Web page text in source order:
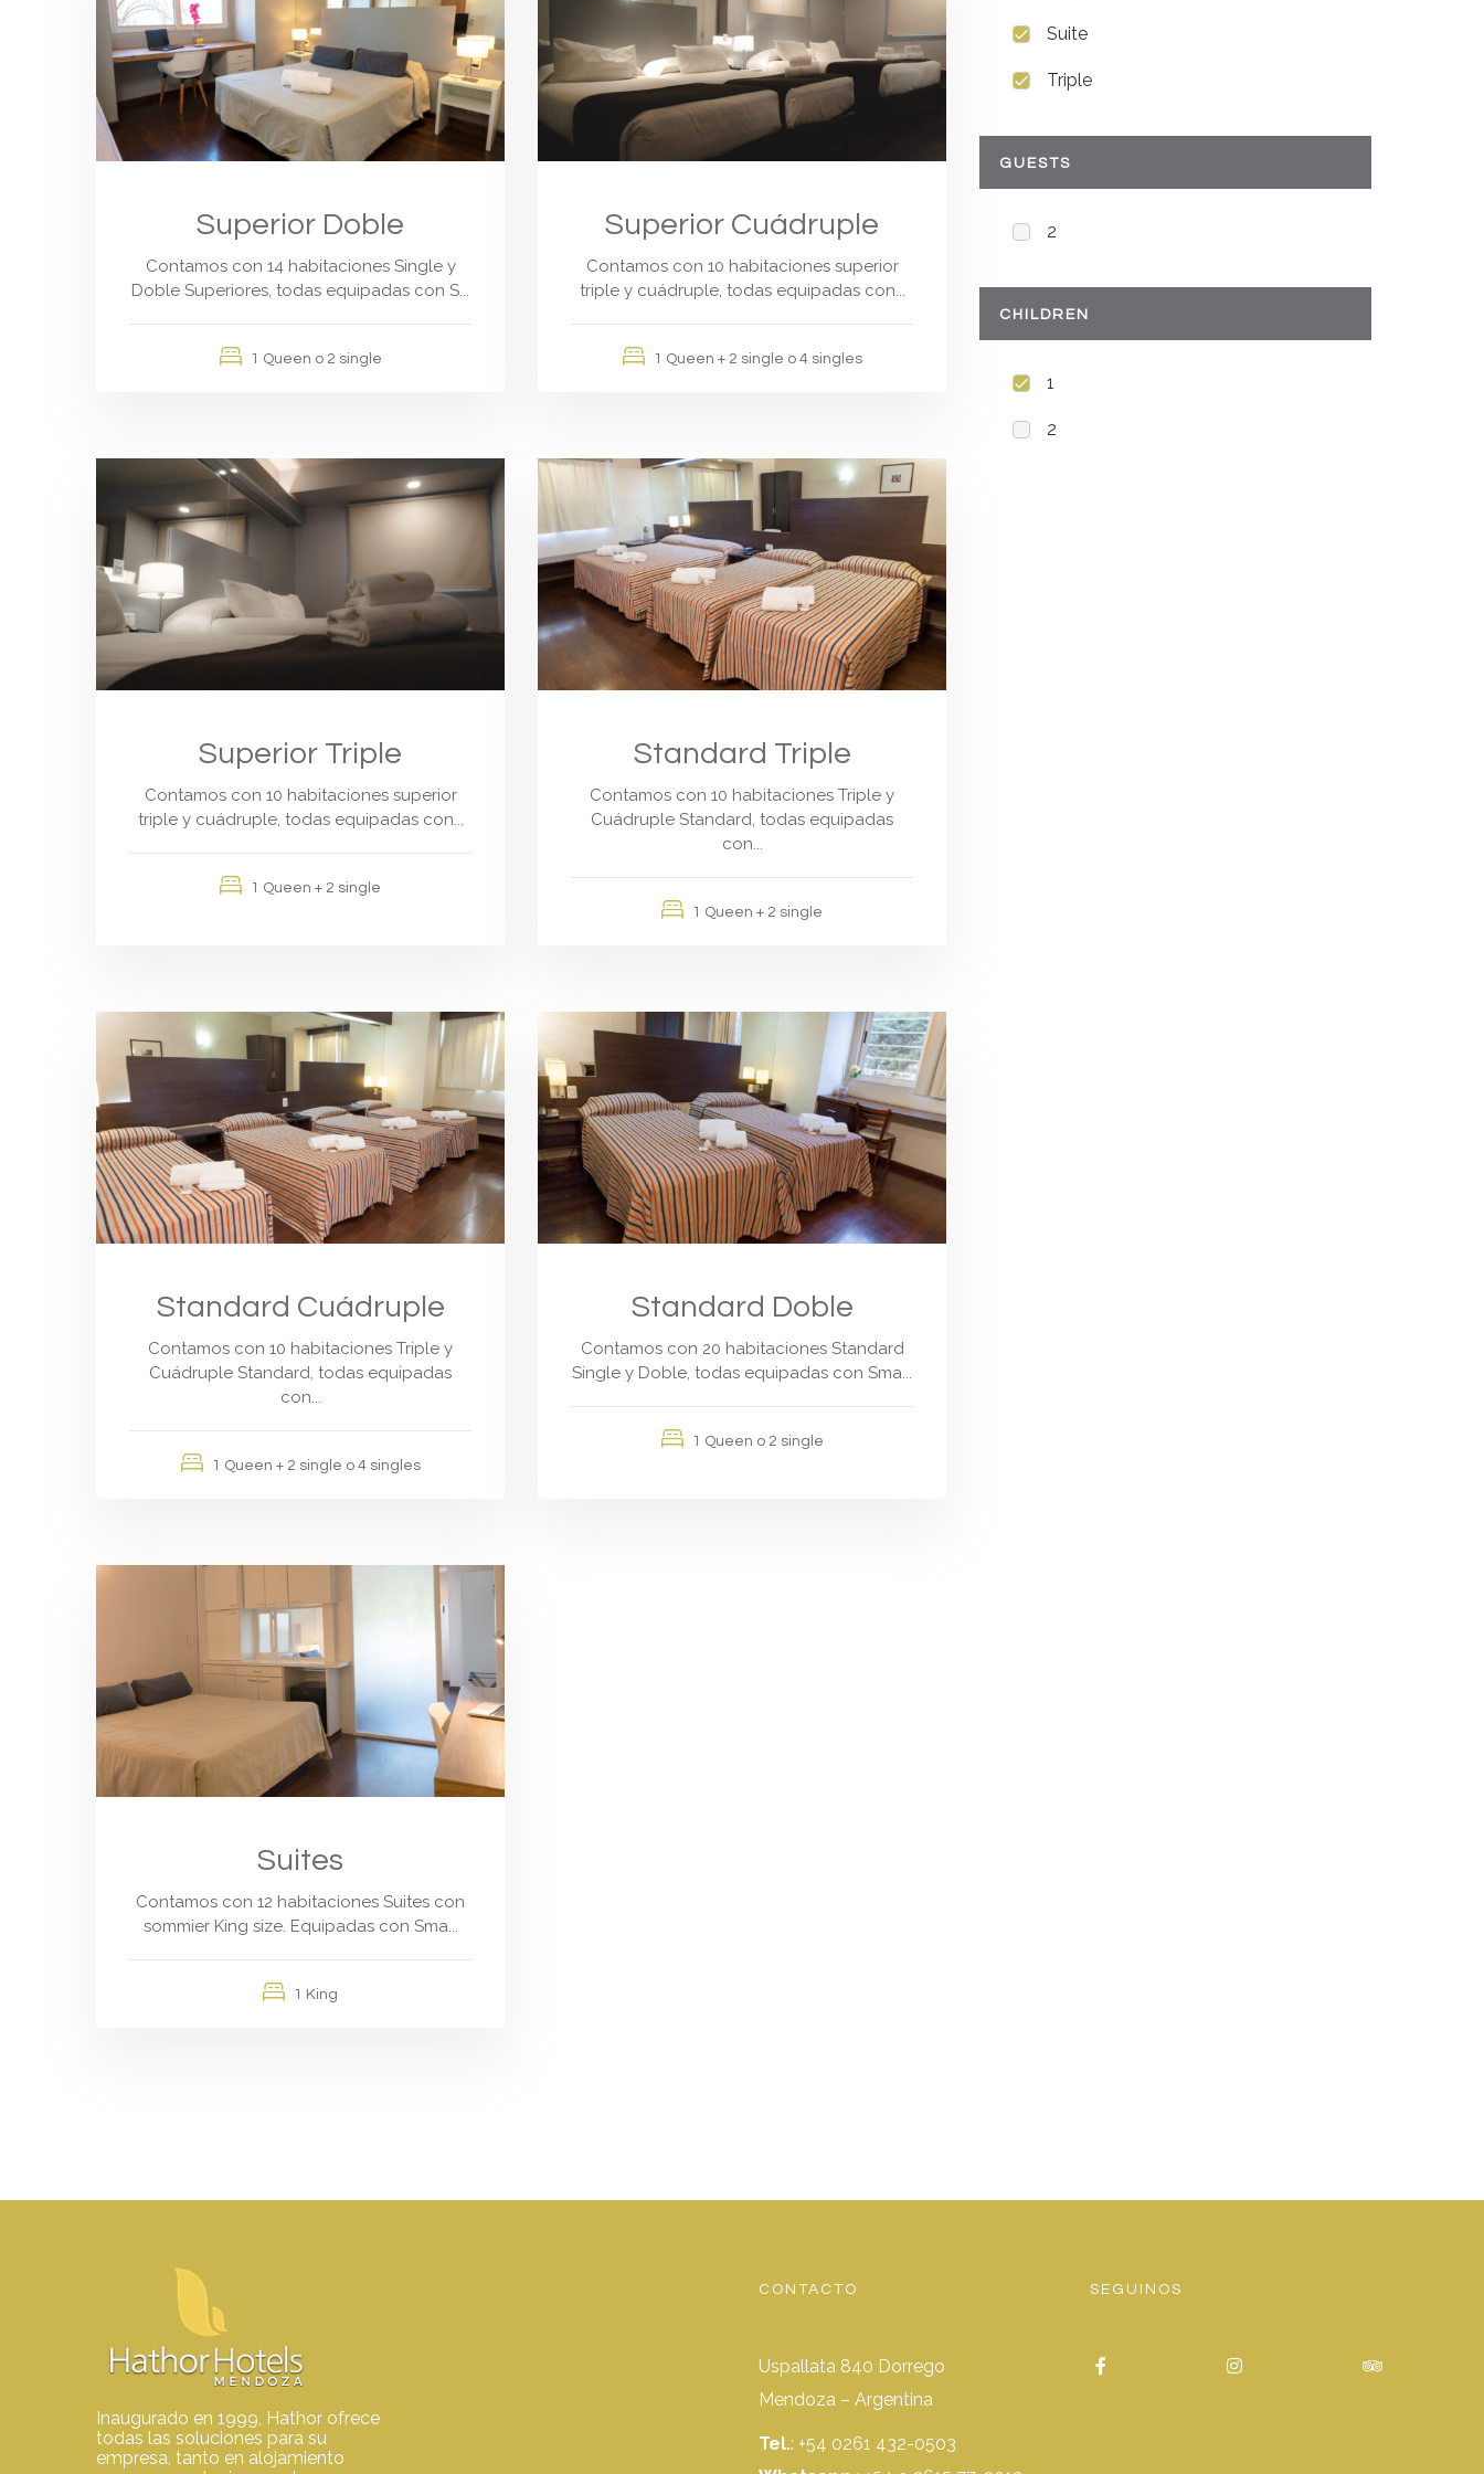
Superior Doble
Contamos con 14 habitaciones Single y
Doble Superiores, todas equipadas con S...
1 Queen o 2 single
Superior Cuádruple
Contamos con 10 habitaciones superior
triple y cuádruple, todas equipadas con...
1 Queen + 2 single o 4 singles
Superior Triple
Contamos con 10 habitaciones superior
triple y cuádruple, todas equipadas con...
1 Queen + 2 single
Standard Triple
Contamos con 10 habitaciones Triple y
Cuádruple Standard, todas equipadas
con...
1 Queen + 2 single
Standard Cuádruple
Contamos con 10 habitaciones Triple y
Cuádruple Standard, todas equipadas
con...
1 Queen + 2 single o 4 singles
Standard Doble
Contamos con 20 habitaciones Standard
Single y Doble, todas equipadas con Sma...
1 Queen o 2 single
Suites
Contamos con 12 habitaciones Suites con
sommier King size. Equipadas con Sma...
1 King
Suite
Triple
GUESTS
2
CHILDREN
1
2
Inaugurado en 1999, Hathor ofrece
todas las soluciones para su
empresa, tanto en alojamiento
CONTACTO
Uspallata 840 Dorrego
Mendoza – Argentina
Tel.: +54 0261 432-0503
SEGUINOS